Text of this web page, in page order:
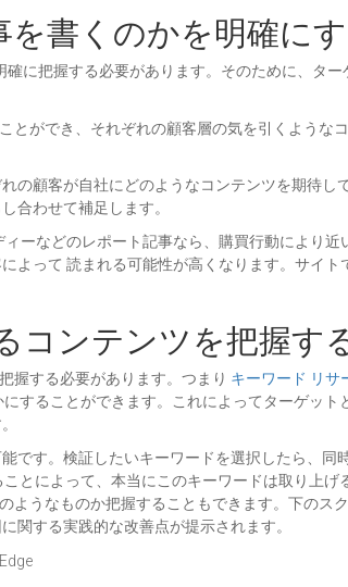
書くのかを明確に
に把握する必要があります。そのために、タ
ができ、それぞれの顧客層の気を引くような
の顧客が自社にどのようなコンテンツを期待し
合わせて補足します。
ーなどのレポート記事なら、購買行動により
よって 読まれる可能性が高くなります。サイ
コンテンツを把握す
握する必要があります。つまり キーワード リサ
することができます。これによってターゲット
です。検証したいキーワードを選択したら、同
とによって、本当にこのキーワードは取り上げ
うなものか把握することもできます。下のス
関する実践的な改善点が提示されます。